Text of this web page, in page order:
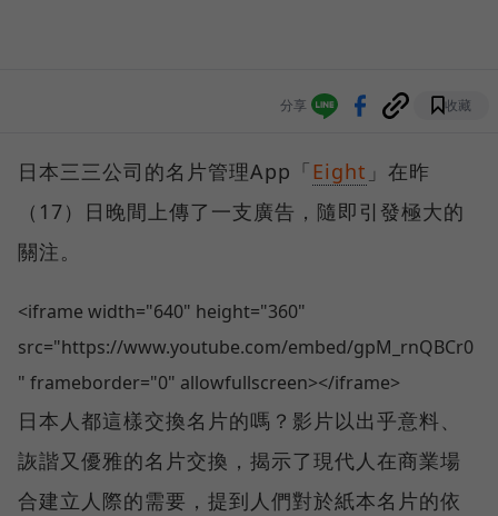
分享 收藏
日本三三公司的名片管理App「Eight 」在昨
（17）日晚間上傳了一支廣告，隨即引發極大的
關注。
<iframe width="640" height="360"
src="https://www.youtube.com/embed/gpM_rnQBCr0
" frameborder="0" allowfullscreen></iframe>
日本人都這樣交換名片的嗎？影片以出乎意料、
詼諧又優雅的名片交換，揭示了現代人在商業場
合建立人際的需要，提到人們對於紙本名片的依